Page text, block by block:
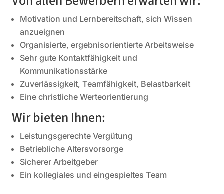
Motivation und Lernbereitschaft, sich Wissen
anzueignen
Organisierte, ergebnisorientierte Arbeitsweise
Sehr gute Kontaktfähigkeit und
Kommunikationsstärke
Zuverlässigkeit, Teamfähigkeit, Belastbarkeit
Eine christliche Werteorientierung
Wir bieten Ihnen:
Leistungsgerechte Vergütung
Betriebliche Altersvorsorge
Sicherer Arbeitgeber
Ein kollegiales und eingespieltes Team